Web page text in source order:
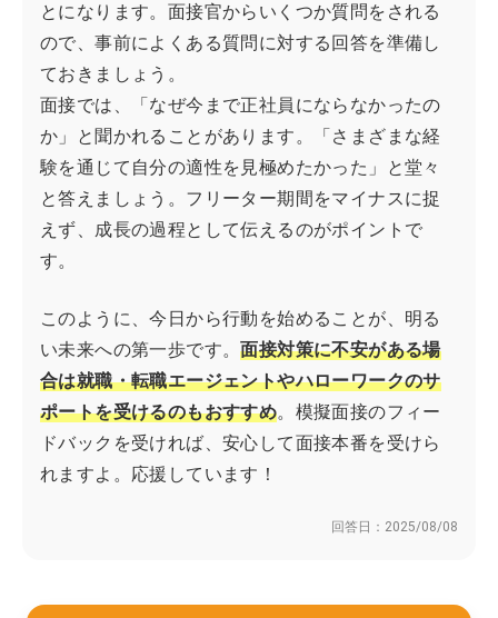
とになります。面接官からいくつか質問をされる
ので、事前によくある質問に対する回答を準備し
ておきましょう。
面接では、「なぜ今まで正社員にならなかったの
か」と聞かれることがあります。「さまざまな経
験を通じて自分の適性を見極めたかった」と堂々
と答えましょう。フリーター期間をマイナスに捉
えず、成長の過程として伝えるのがポイントで
す。
このように、今日から行動を始めることが、明る
い未来への第一歩です。面接対策に不安がある場
合は就職・転職エージェントやハローワークのサ
ポートを受けるのもおすすめ。模擬面接のフィー
ドバックを受ければ、安心して面接本番を受けら
れますよ。応援しています！
回答日： 2025/08/08